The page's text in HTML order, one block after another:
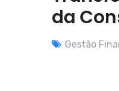
da
Gestão